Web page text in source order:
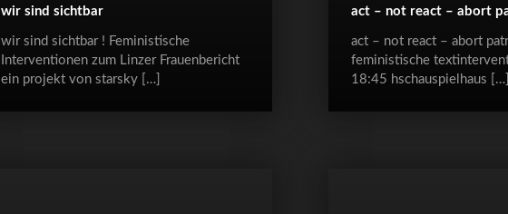
wir sind sichtbar
wir sind sichtbar ! Feministische
Interventionen zum Linzer Frauenbericht
ein projekt von starsky […]
act – not react – abort
act – not react – abort
feministische
18:45 hschauspielhaus […]